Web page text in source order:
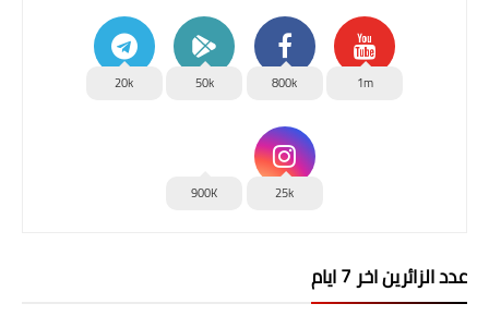
1m
800k
50k
20k
25k
900K
عدد الزائرين اخر 7 ايام